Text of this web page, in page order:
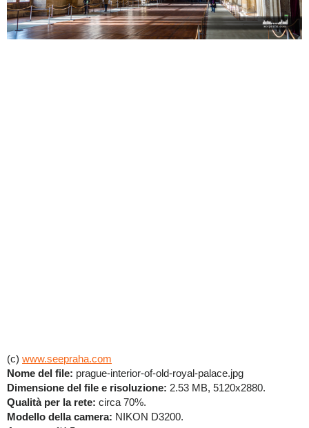
(c) www.seepraha.com
Nome del file: prague-interior-of-old-royal-palace.jpg
Dimensione del file e risoluzione: 2.53 MB, 5120x2880.
Qualità per la rete: circa 70%.
Modello della camera: NIKON D3200.